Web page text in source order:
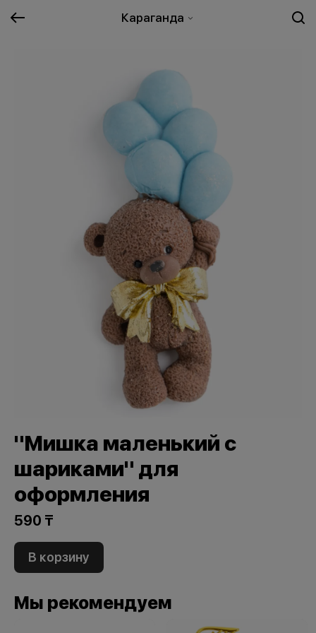
Караганда
"Мишка маленький с
шариками" для
оформления
590 ₸
В корзину
Мы рекомендуем